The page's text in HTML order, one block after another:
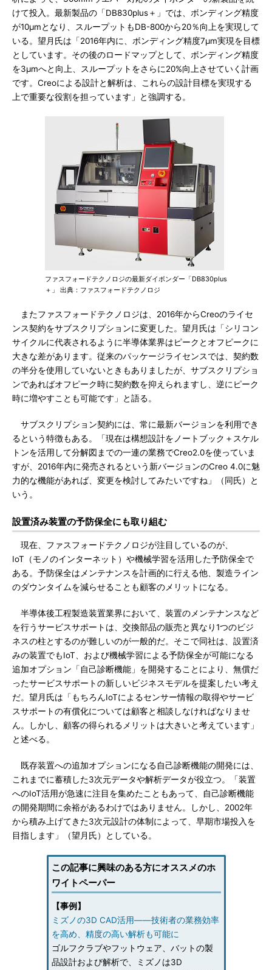
けて投入。最新製品の「DB830plus＋」では、ボンディング精度
が10μmとなり、スループットもDB-800から20％向上を実現して
いる。望月氏は「2016年内に、ボンディング精度7μm実現を目標
としています。その後のロードマップとして、ボンディング精度
を3μmへと向上、スループットをさらに20%向上させていく計画
です。Creoによる設計と解析は、これらの設計目標を実現する
上で重要な役割を担っています」と強調する。
ファスフォードテクノロジの最新ダイボンダー「DB830plus
＋」 出典：ファスフォードテクノロジ
またファスフォードテクノロジは、2016年からCreoのライセ
ンス契約をサブスクリプションに変更した。望月氏は「シリコン
サイクルに代表されるように半導体業界はピークとオフピークに
大きな差があります。従来のパッケージライセンスでは、契約数
の半分を使用していないときもありましたが、サブスクリプショ
ンであればオフピーク時に契約数を抑えられますし、逆にピーク
時に増やすことも可能です」と語る。
サブスクリプション契約には、常に最新バージョンを利用でき
るという特徴もある。「現在は構想設計をノートブック＋スケル
トンを活用して分解図までの一連の業務でCreo2.0を使っていま
すが、2016年内に発売されるという新バージョンのCreo 4.0に魅
力的な機能があれば、変更を検討してみたいですね」（同氏）と
いう。
設置済み装置の予防保全にも取り組む
現在、ファスフォードテクノロジが注目しているのが、
IoT（モノのインターネット）や機械学習を活用した予防保全で
ある。予防保全はメンテナンスを計画的に行える他、製造ライン
のダウンタイムを減らせることも顧客のメリットになる。
半導体後工程製造装置業界において、装置のメンテナンスなど
を行うサービスサポートは、交換部品の販売と異なり1つのビジ
ネスの柱とするのが難しいのが一般的だ。そこで同社は、設置済
みの装置でもIoT、および機械学習による予防保全が可能になる
追加オプション「自己診断機能」を開発することにより、無償だ
ったサービスサポートの新しいビジネスモデルを提案したい考え
だ。望月氏は「もちろんIoTによるセンサー情報の取得やサービ
スサポートの有償化については顧客と相談しなければなりませ
ん。しかし、顧客の得られるメリットは大きいと考えています」
と述べる。
既存装置への追加オプションになる自己診断機能の開発には、
これまでに蓄積した3次元データや解析データが役立つ。「装置
へのIoT活用が急速に注目を集めたこともあって、自己診断機能
の開発期間に余裕があるわけではありません。しかし、2002年
から積み上げてきた3次元設計の体制によって、早期市場投入を
目指します」（望月氏）としている。
この記事に興味のある方にオススメのホ
ワイトペーパー
【事例】
ミズノの3D CAD活用――技術者の業務効率
を高め、精度の高い解析も可能に
ゴルフクラブやフットウェア、バットの製
品設計および解析で、ミズノは3D